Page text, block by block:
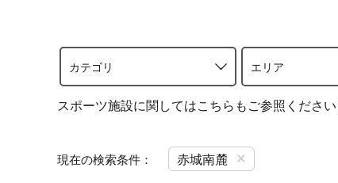
カテゴリ エリア
スポーツ施設に関してはこちらもご参照ください
現在の検索条件： 赤城南麓 ×